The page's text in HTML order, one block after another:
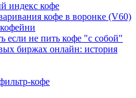
индекс кофе
кофе в воронке (V60)
если не пить кофе "с собой"
биржах онлайн: история
кофе